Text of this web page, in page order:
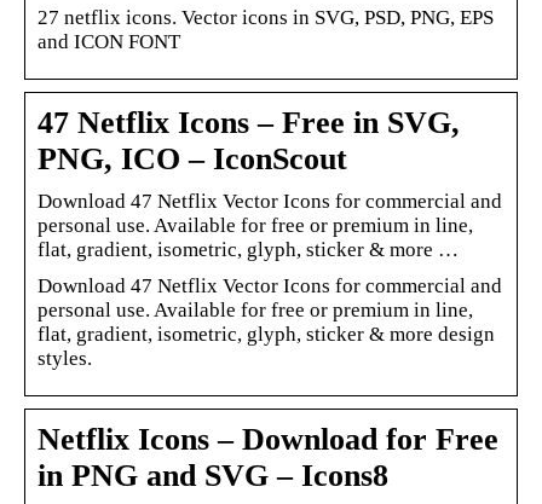
27 netflix icons. Vector icons in SVG, PSD, PNG, EPS
and ICON FONT
47 Netflix Icons – Free in SVG,
PNG, ICO – IconScout
Download 47 Netflix Vector Icons for commercial and
personal use. Available for free or premium in line,
flat, gradient, isometric, glyph, sticker & more …
Download 47 Netflix Vector Icons for commercial and
personal use. Available for free or premium in line,
flat, gradient, isometric, glyph, sticker & more design
styles.
Netflix Icons – Download for Free
in PNG and SVG – Icons8